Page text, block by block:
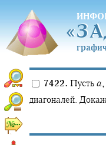
«
«
7422. Пусть a,
диагоналей.